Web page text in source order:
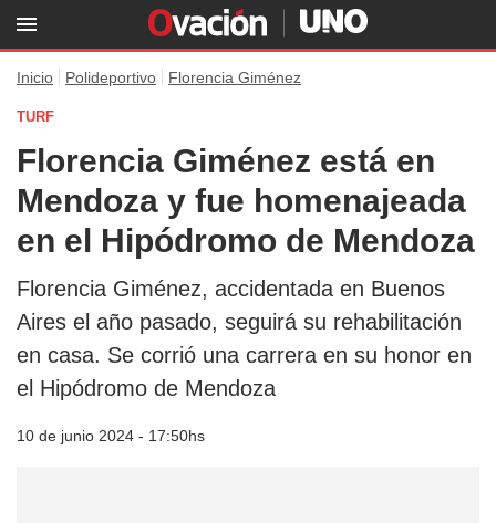
Inicio Polideportivo Florencia Giménez
TURF
Florencia Giménez está en
Mendoza y fue homenajeada
en el Hipódromo de Mendoza
Florencia Giménez, accidentada en Buenos
Aires el año pasado, seguirá su rehabilitación
en casa. Se corrió una carrera en su honor en
el Hipódromo de Mendoza
10 de junio 2024 - 17:50hs